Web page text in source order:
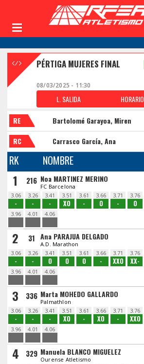
PÉRTIGA MUJERES FINAL
08/03/2025 - 11:30
L. SALIDA HORARIO
RE Bartolomé Garayoa, Miren
RC Carrasco García, Ana
RK NOMBRE
1 216 Noa MARTINEZ MERINO
FC Barcelona
3.06
-
3.26
-
3.41
-
3.51
XO
3.61
-
3.66
O
3.71
-
3.76
O
3.96 4.01 4.06
2 31 Ana PARAJUA DELGADO
A.D. Marathon
3.06
-
3.26
-
3.41
O
3.51
O
3.61
O
3.66
-
3.71
XXO
3.76
XX-
3.96 4.01 4.06
3 336 Marta MOHEDO GALLARDO
Palmathlon
3.06
-
3.26
-
3.41
-
3.51
XO
3.61
-
3.66
XO
3.71
-
3.76
XXO
3.96 4.01 4.06
4 329 Manuela BLANCO MIGUELEZ
Ourense Atletismo